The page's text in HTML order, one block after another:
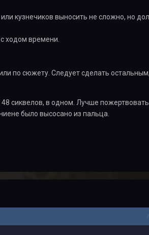
кузнечиков выносить не сложно, но
ходом времени.
по сюжету. Следует сделать
48 сиквелов, в одном. Лучше пожертвовать
было высосано из пальца.